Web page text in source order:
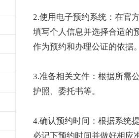
2.使用电子预约系统：在官
填写个人信息并选择合适的
作为预约和办理公证的依据
3.准备相关文件：根据所需
护照、委托书等。
4.确认预约时间：根据系统
必记下预约时间并做好相应